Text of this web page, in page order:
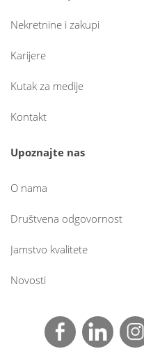
Nekretnine i zakupi
Karijere
Kutak za medije
Kontakt
Upoznajte nas
O nama
Društvena odgovornost
Jamstvo kvalitete
Novosti